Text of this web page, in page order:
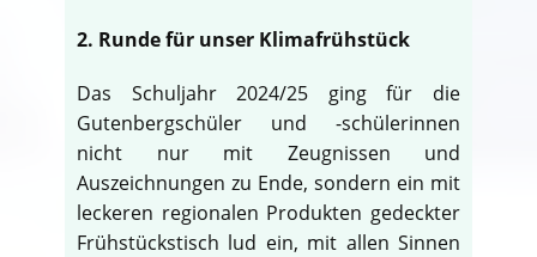
2. Runde für unser Klimafrühstück
Das Schuljahr 2024/25 ging für die
Gutenbergschüler und -schülerinnen
nicht nur mit Zeugnissen und
Auszeichnungen zu Ende, sondern ein mit
leckeren regionalen Produkten gedeckter
Frühstückstisch lud ein, mit allen Sinnen